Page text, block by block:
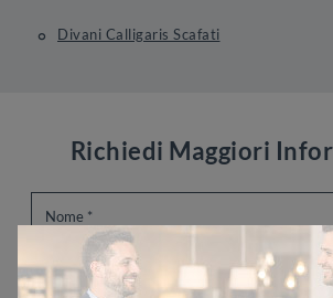
Divani Calligaris Scafati
Richiedi Maggiori